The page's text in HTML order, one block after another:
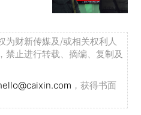
为财新传媒及/或相关权利人
禁止进行转载、摘编、复制及
，获得书面